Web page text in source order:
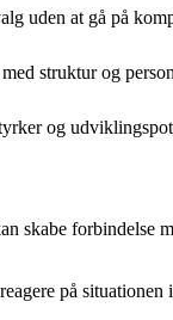
uden at gå på
struktur og
og
skabe
på